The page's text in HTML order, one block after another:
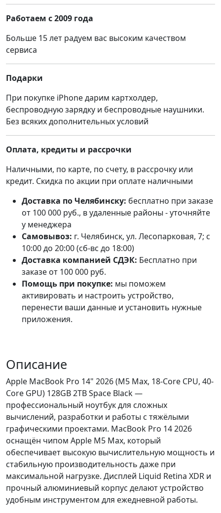
Работаем с 2009 года
Больше 15 лет радуем вас высоким качеством
сервиса
Подарки
При покупке iPhone дарим картхолдер,
беспроводную зарядку и беспроводные наушники.
Без всяких дополнительных условий
Оплата, кредиты и рассрочки
Наличными, по карте, по счету, в рассрочку или
кредит. Скидка по акции при оплате наличными
Доставка по Челябинску: бесплатно при заказе
от 100 000 руб., в удаленные районы - уточняйте
у менеджера
Самовывоз: г. Челябинск, ул. Лесопарковая, 7; с
10:00 до 20:00 (сб-вс до 18:00)
Доставка компанией СДЭК: Бесплатно при
заказе от 100 000 руб.
Помощь при покупке: мы поможем
активировать и настроить устройство,
перенести ваши данные и установить нужные
приложения.
Описание
Apple MacBook Pro 14" 2026 (M5 Max, 18-Core CPU, 40-
Core GPU) 128GB 2TB Space Black —
профессиональный ноутбук для сложных
вычислений, разработки и работы с тяжёлыми
графическими проектами. MacBook Pro 14 2026
оснащён чипом Apple M5 Max, который
обеспечивает высокую вычислительную мощность и
стабильную производительность даже при
максимальной нагрузке. Дисплей Liquid Retina XDR и
прочный алюминиевый корпус делают устройство
удобным инструментом для ежедневной работы.